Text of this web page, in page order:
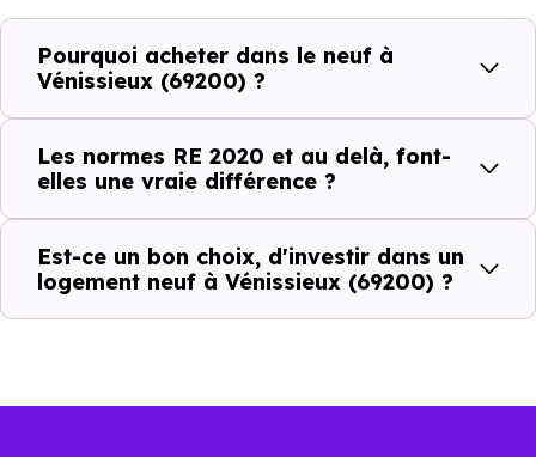
Normes énergétiques de
l’immobilier neuf
BBC, RT2012, RE2020
Isolations thermiques
et phoniques
Économies
mensuelles sur les
Plus grande
Pourquoi acheter dans le neuf à
Vénissieux (69200) ?
Les normes RE 2020 et au delà, font-
elles une vraie différence ?
Est-ce un bon choix, d'investir dans un
logement neuf à Vénissieux (69200) ?